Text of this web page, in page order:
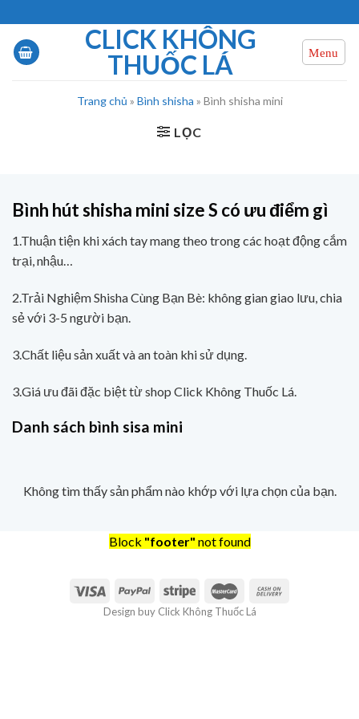
đến
nội
dung
CLICK KHÔNG
THUỐC LÁ
Trang chủ » Bình shisha » Bình shisha mini
LỌC
Bình hút shisha mini size S có ưu điểm gì
1.Thuận tiện khi xách tay mang theo trong các hoạt động cắm
trại, nhậu…
2.Trải Nghiệm Shisha Cùng Bạn Bè: không gian giao lưu, chia
sẻ với 3-5 người bạn.
3.Chất liệu sản xuất và an toàn khi sử dụng.
3.Giá ưu đãi đặc biệt từ shop Click Không Thuốc Lá.
Danh sách bình sisa mini
Không tìm thấy sản phẩm nào khớp với lựa chọn của bạn.
Block "footer" not found
Design buy Click Không Thuốc Lá